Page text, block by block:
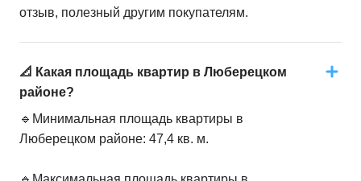
отзыв, полезный другим покупателям.
📐 Какая площадь квартир в Люберецком
районе?
🔹Минимальная площадь квартиры в
Люберецком районе: 47,4 кв. м.